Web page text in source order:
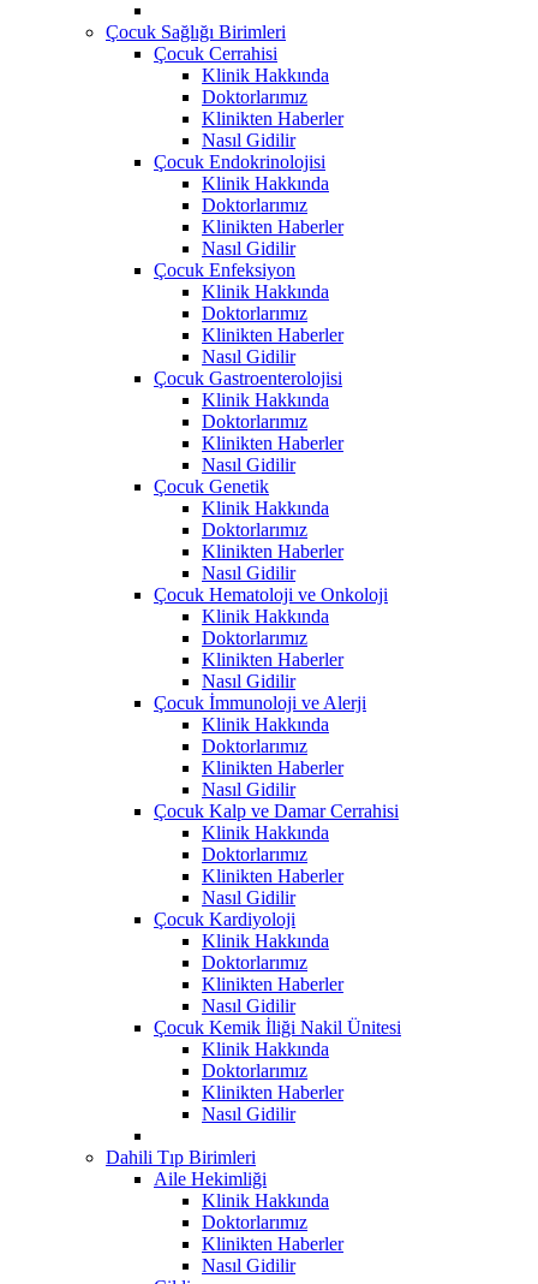
Çocuk Sağlığı Birimleri
Çocuk Cerrahisi
Klinik Hakkında
Doktorlarımız
Klinikten Haberler
Nasıl Gidilir
Çocuk Endokrinolojisi
Klinik Hakkında
Doktorlarımız
Klinikten Haberler
Nasıl Gidilir
Çocuk Enfeksiyon
Klinik Hakkında
Doktorlarımız
Klinikten Haberler
Nasıl Gidilir
Çocuk Gastroenterolojisi
Klinik Hakkında
Doktorlarımız
Klinikten Haberler
Nasıl Gidilir
Çocuk Genetik
Klinik Hakkında
Doktorlarımız
Klinikten Haberler
Nasıl Gidilir
Çocuk Hematoloji ve Onkoloji
Klinik Hakkında
Doktorlarımız
Klinikten Haberler
Nasıl Gidilir
Çocuk İmmunoloji ve Alerji
Klinik Hakkında
Doktorlarımız
Klinikten Haberler
Nasıl Gidilir
Çocuk Kalp ve Damar Cerrahisi
Klinik Hakkında
Doktorlarımız
Klinikten Haberler
Nasıl Gidilir
Çocuk Kardiyoloji
Klinik Hakkında
Doktorlarımız
Klinikten Haberler
Nasıl Gidilir
Çocuk Kemik İliği Nakil Ünitesi
Klinik Hakkında
Doktorlarımız
Klinikten Haberler
Nasıl Gidilir
Dahili Tıp Birimleri
Aile Hekimliği
Klinik Hakkında
Doktorlarımız
Klinikten Haberler
Nasıl Gidilir